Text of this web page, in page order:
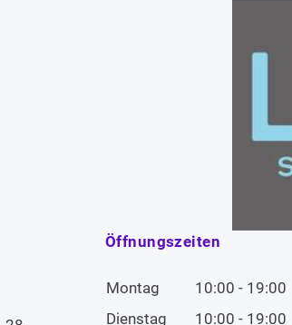
Öffnungszeiten
Montag
10:00 - 19:00
Dienstag
10:00 - 19:00